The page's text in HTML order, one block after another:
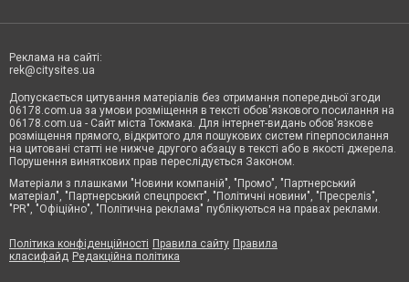
Реклама на сайті:
rek@citysites.ua
Допускається цитування матеріалів без отримання попередньої згоди
06178.com.ua за умови розміщення в тексті обов'язкового посилання на
06178.com.ua - Сайт міста Токмака. Для інтернет-видань обов'язкове
розміщення прямого, відкритого для пошукових систем гіперпосилання
на цитовані статті не нижче другого абзацу в тексті або в якості джерела.
Порушення виняткових прав переслідується Законом.
Матеріали з плашками "Новини компаній", "Промо", "Партнерський
матеріал", "Партнерський спецпроєкт", "Політичні новини", "Пресреліз",
"PR", "Офіційно", "Політична реклама" публікуються на правах реклами.
Політика конфіденційності Правила сайту Правила
класифайд Редакційна політика